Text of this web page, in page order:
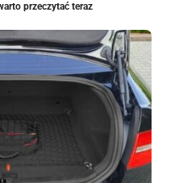
przeczytać teraz